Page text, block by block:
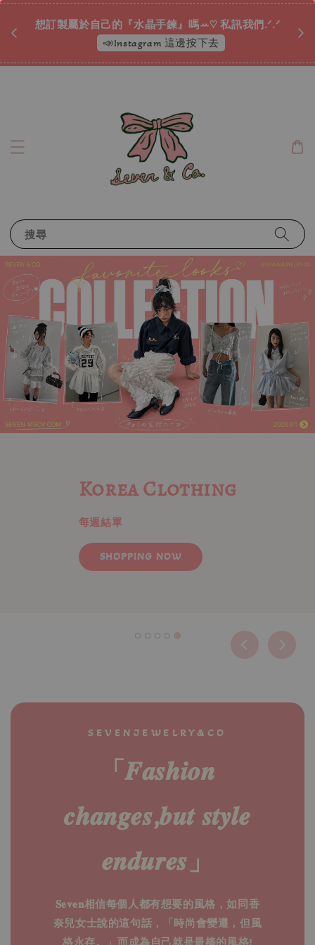
想訂製屬於自己的『水晶手鍊』嗎ꕀ♡ 私訊我們.ᐟ.ᐟ
📣Instagram 這邊按下去
搜尋
IN STOCK NOW
現貨限量販售中!!
SHOPPING NOW
Korea Clothing
每週結單
SHOPPING NOW
SEVENJEWELRY&CO
「𝑭𝒂𝒔𝒉𝒊𝒐𝒏
𝒄𝒉𝒂𝒏𝒈𝒆𝒔,𝒃𝒖𝒕 𝒔𝒕𝒚𝒍𝒆
𝒆𝒏𝒅𝒖𝒓𝒆𝒔」
𝐒𝐞𝐯𝐞𝐧相信每個人都有想要的風格，如同香
奈兒女士說的這句話，「時尚會變遷，但風
格永存。」而成為自己就是最棒的風格!